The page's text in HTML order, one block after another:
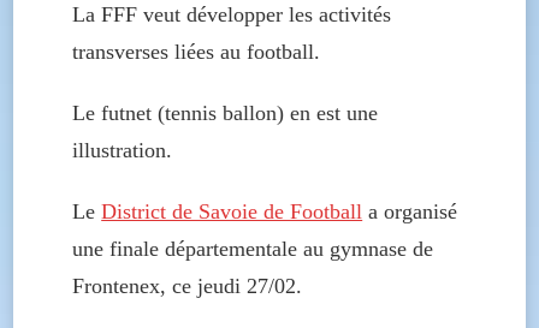
La FFF veut développer les activités
transverses liées au football.
Le futnet (tennis ballon) en est une
illustration.
LeDistrict de Savoie de Football a organisé
une finale départementale au gymnase de
Frontenex, ce jeudi 27/02.